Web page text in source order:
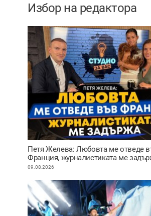
Избор на редактора
Петя Желева: Любовта ме отведе
Франция, журналистиката ме
ВИДЕО
09.08.2026